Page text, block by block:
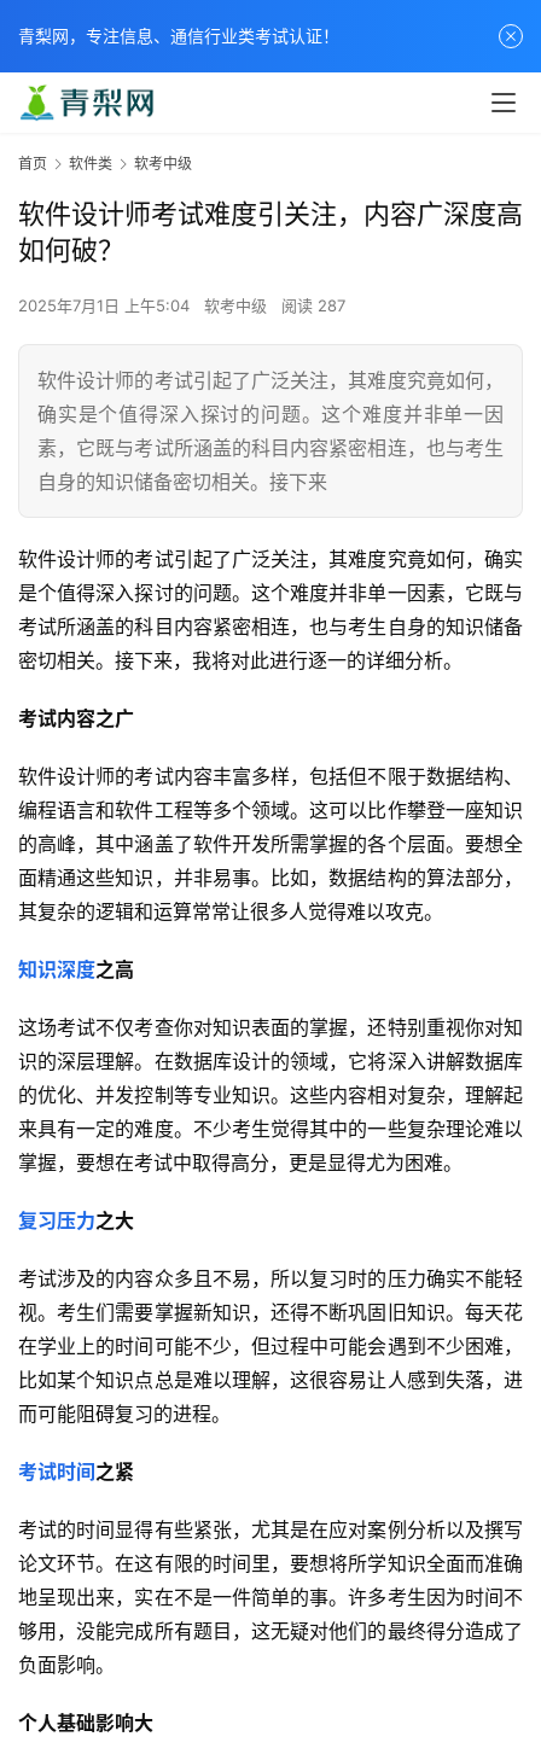
首页 软件类 软考中级
软件设计师考试难度引关注，内容广深度高
如何破？
2025年7月1日 上午5:04 软考中级 阅读 287
软件设计师的考试引起了广泛关注，其难度究竟如何，
确实是个值得深入探讨的问题。这个难度并非单一因
素，它既与考试所涵盖的科目内容紧密相连，也与考生
自身的知识储备密切相关。接下来
软件设计师的考试引起了广泛关注，其难度究竟如何，确实
是个值得深入探讨的问题。这个难度并非单一因素，它既与
考试所涵盖的科目内容紧密相连，也与考生自身的知识储备
密切相关。接下来，我将对此进行逐一的详细分析。
考试内容之广
软件设计师的考试内容丰富多样，包括但不限于数据结构、
编程语言和软件工程等多个领域。这可以比作攀登一座知识
的高峰，其中涵盖了软件开发所需掌握的各个层面。要想全
面精通这些知识，并非易事。比如，数据结构的算法部分，
其复杂的逻辑和运算常常让很多人觉得难以攻克。
知识深度之高
这场考试不仅考查你对知识表面的掌握，还特别重视你对知
识的深层理解。在数据库设计的领域，它将深入讲解数据库
的优化、并发控制等专业知识。这些内容相对复杂，理解起
来具有一定的难度。不少考生觉得其中的一些复杂理论难以
掌握，要想在考试中取得高分，更是显得尤为困难。
复习压力之大
考试涉及的内容众多且不易，所以复习时的压力确实不能轻
视。考生们需要掌握新知识，还得不断巩固旧知识。每天花
在学业上的时间可能不少，但过程中可能会遇到不少困难，
比如某个知识点总是难以理解，这很容易让人感到失落，进
而可能阻碍复习的进程。
考试时间 之紧
考试的时间显得有些紧张，尤其是在应对案例分析以及撰写
论文环节。在这有限的时间里，要想将所学知识全面而准确
地呈现出来，实在不是一件简单的事。许多考生因为时间不
够用，没能完成所有题目，这无疑对他们的最终得分造成了
负面影响。
个人基础影响大
青梨网，专注信息、通信行业类考试认证！